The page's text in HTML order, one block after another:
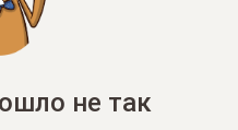
не так